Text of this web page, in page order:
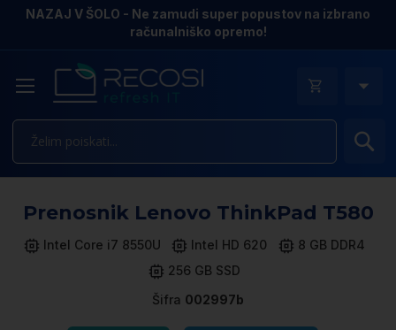
NAZAJ V ŠOLO - Ne zamudi super popustov na izbrano
računalniško opremo!
Prenosnik Lenovo ThinkPad T580
Intel Core i7 8550U Intel HD 620
8 GB DDR4
256 GB SSD
Šifra 002997b